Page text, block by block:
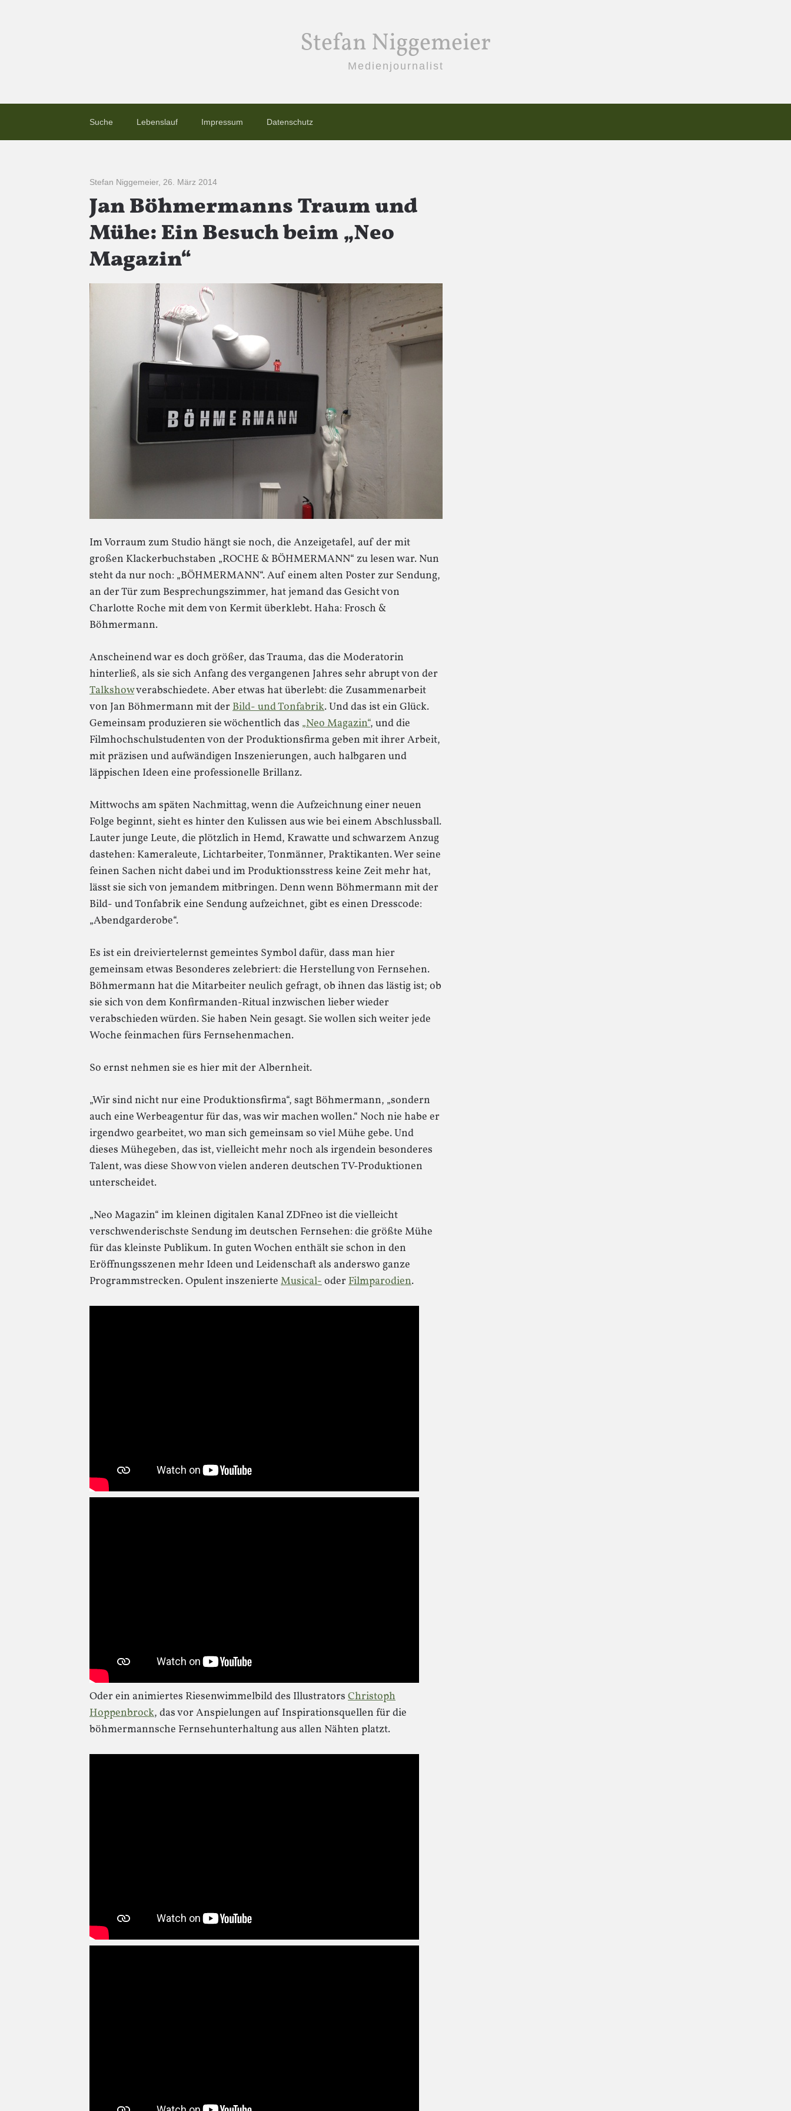
Stefan Niggemeier
Medienjournalist
Suche Lebenslauf Impressum Datenschutz
Stefan Niggemeier, 26. März 2014
Jan Böhmermanns Traum und
Mühe: Ein Besuch beim „Neo
Magazin“
Im Vorraum zum Studio hängt sie noch, die Anzeigetafel, auf der mit
großen Klackerbuchstaben „ROCHE & BÖHMERMANN“ zu lesen war. Nun
steht da nur noch: „BÖHMERMANN“. Auf einem alten Poster zur Sendung,
an der Tür zum Besprechungszimmer, hat jemand das Gesicht von
Charlotte Roche mit dem von Kermit überklebt. Haha: Frosch &
Böhmermann.
Anscheinend war es doch größer, das Trauma, das die Moderatorin
hinterließ, als sie sich Anfang des vergangenen Jahres sehr abrupt von der
Talkshowverabschiedete. Aber etwas hat überlebt: die Zusammenarbeit
von Jan Böhmermann mit der Bild- und Tonfabrik. Und das ist ein Glück.
Gemeinsam produzieren sie wöchentlich das „Neo Magazin“, und die
Filmhochschulstudenten von der Produktionsfirma geben mit ihrer Arbeit,
mit präzisen und aufwändigen Inszenierungen, auch halbgaren und
läppischen Ideen eine professionelle Brillanz.
Mittwochs am späten Nachmittag, wenn die Aufzeichnung einer neuen
Folge beginnt, sieht es hinter den Kulissen aus wie bei einem Abschlussball.
Lauter junge Leute, die plötzlich in Hemd, Krawatte und schwarzem Anzug
dastehen: Kameraleute, Lichtarbeiter, Tonmänner, Praktikanten. Wer seine
feinen Sachen nicht dabei und im Produktionsstress keine Zeit mehr hat,
lässt sie sich von jemandem mitbringen. Denn wenn Böhmermann mit der
Bild- und Tonfabrik eine Sendung aufzeichnet, gibt es einen Dresscode:
„Abendgarderobe“.
Es ist ein dreiviertelernst gemeintes Symbol dafür, dass man hier
gemeinsam etwas Besonderes zelebriert: die Herstellung von Fernsehen.
Böhmermann hat die Mitarbeiter neulich gefragt, ob ihnen das lästig ist; ob
sie sich von dem Konfirmanden-Ritual inzwischen lieber wieder
verabschieden würden. Sie haben Nein gesagt. Sie wollen sich weiter jede
Woche feinmachen fürs Fernsehenmachen.
So ernst nehmen sie es hier mit der Albernheit.
„Wir sind nicht nur eine Produktionsfirma“, sagt Böhmermann, „sondern
auch eine Werbeagentur für das, was wir machen wollen.“ Noch nie habe er
irgendwo gearbeitet, wo man sich gemeinsam so viel Mühe gebe. Und
dieses Mühegeben, das ist, vielleicht mehr noch als irgendein besonderes
Talent, was diese Show von vielen anderen deutschen TV-Produktionen
unterscheidet.
„Neo Magazin“ im kleinen digitalen Kanal ZDFneo ist die vielleicht
verschwenderischste Sendung im deutschen Fernsehen: die größte Mühe
für das kleinste Publikum. In guten Wochen enthält sie schon in den
Eröffnungsszenen mehr Ideen und Leidenschaft als anderswo ganze
Programmstrecken. Opulent inszenierte Musical-oder Filmparodien.
Oder ein animiertes Riesenwimmelbild des Illustrators Christoph
Hoppenbrock, das vor Anspielungen auf Inspirationsquellen für die
böhmermannsche Fernsehunterhaltung aus allen Nähten platzt.